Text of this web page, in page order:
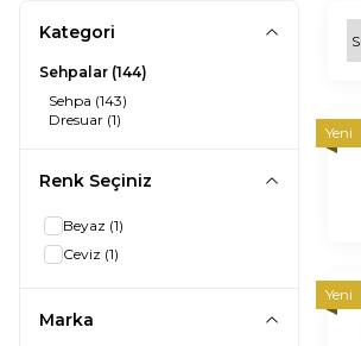
Kategori
Sehpalar (144)
Sehpa (143)
Dresuar (1)
Renk Seçiniz
Beyaz (1)
Ceviz (1)
Marka
Yeni
Yeni